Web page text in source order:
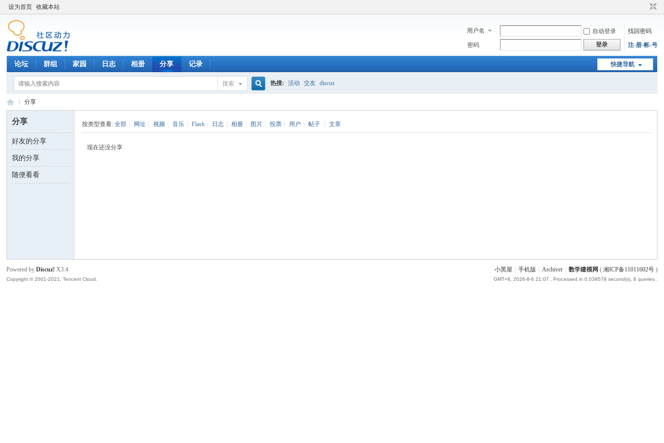
设为首页 收藏本站
用户名 自动登录
找回密码
密码
登录 注-册-帐-号
快捷导航
论坛 群组 家园 日志 相册 分享 记录
搜索 热搜: 活动 交友 discuz
数 ›
分享
分享
好友的分享
我的分享
随便看看
按类型查看:全部 网址 视频 音乐 Flash 日志 相册 图片 投票 用户 帖子 文章
现在还没分享
小黑屋 手机版 Archiver 数学建模网 ( 湘ICP备11011602号)
GMT+8, 2026-8-6 21:07 , Processed in 0.039578 second(s), 8 queries .
Powered byDiscuz! X3.4
Copyright © 2001-2021, Tencent Cloud.